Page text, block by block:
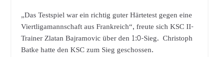
„Das Testspiel war ein richtig guter Härtetest gegen eine
Viertligamannschaft aus Frankreich“, freute sich KSC II-
Trainer Zlatan Bajramovic über den 1:0-Sieg. Christoph
Batke hatte den KSC zum Sieg geschossen.